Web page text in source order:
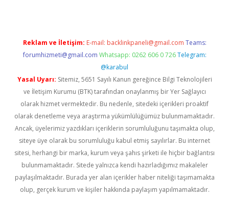
Reklam ve İletişim: E-mail: backlinkpaneli@gmail.com Teams:
forumhizmeti@gmail.com Whatsapp: 0262 606 0 726 Telegram:
@karabul
Yasal Uyarı: Sitemiz, 5651 Sayılı Kanun gereğince Bilgi Teknolojileri
ve İletişim Kurumu (BTK) tarafından onaylanmış bir Yer Sağlayıcı
olarak hizmet vermektedir. Bu nedenle, sitedeki içerikleri proaktif
olarak denetleme veya araştırma yükümlülüğümüz bulunmamaktadır.
Ancak, üyelerimiz yazdıkları içeriklerin sorumluluğunu taşımakta olup,
siteye üye olarak bu sorumluluğu kabul etmiş sayılırlar. Bu internet
sitesi, herhangi bir marka, kurum veya şahıs şirketi ile hiçbir bağlantısı
bulunmamaktadır. Sitede yalnızca kendi hazırladığımız makaleler
paylaşılmaktadır. Burada yer alan içerikler haber niteliği taşımamakta
olup, gerçek kurum ve kişiler hakkında paylaşım yapılmamaktadır.